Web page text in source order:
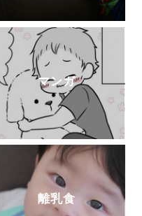
マンガ
離乳食